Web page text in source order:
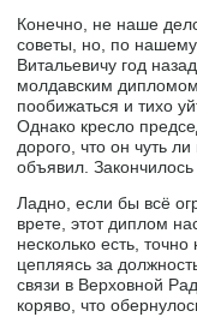
Конечно, не наше
советы, но, по
Витальевичу год
молдавским
пообижаться и тихо
Однако кресло
дорого, что он чуть
объявил.
Ладно, если бы всё
врете, этот диплом
несколько есть,
цепляясь за
связи в Верховной
коряво, что